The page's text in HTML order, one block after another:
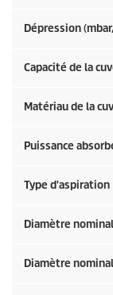
Dépression
Capacité de la
Matériau de la
Puissance
Type d'aspiration
Diamètre
Diamètre